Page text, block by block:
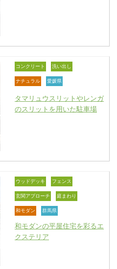
コンクリート 洗い出し
ナチュラル 愛媛県
タマリュウスリットやレンガ
のスリットを用いた駐車場
ウッドデッキ フェンス
玄関アプローチ 庭まわり
和モダン 群馬県
和モダンの平屋住宅を彩るエ
クステリア